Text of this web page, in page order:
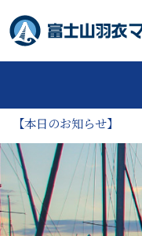
【本日のお知らせ】